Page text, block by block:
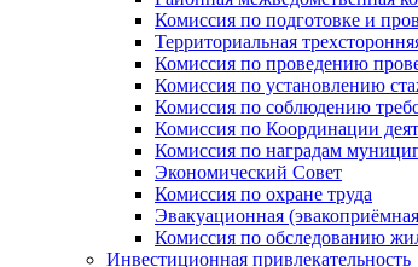
Комиссия по подготовке и
Территориальная
Комиссия по проведению
Комиссия по установлению
Комиссия по соблюдению
Комиссия по Координации
Комиссия по наградам
Экономический Совет
Комиссия по охране труда
Эвакуационная
Комиссия по обследованию
Инвестиционная привлекательность